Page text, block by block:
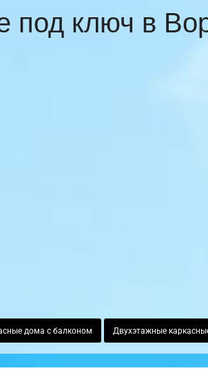
под ключ в
дома с балконом Двухэтажные